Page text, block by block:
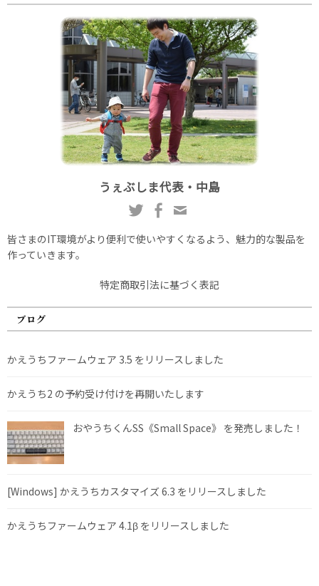
うぇぶしま代表・中島
皆さまのIT環境がより便利で使いやすくなるよう、魅力的な製品を
作っていきます。
特定商取引法に基づく表記
ブログ
かえうちファームウェア 3.5 をリリースしました
かえうち2 の予約受け付けを再開いたします
おやうちくんSS《Small Space》 を発売しました！
[Windows] かえうちカスタマイズ 6.3 をリリースしました
かえうちファームウェア 4.1β をリリースしました